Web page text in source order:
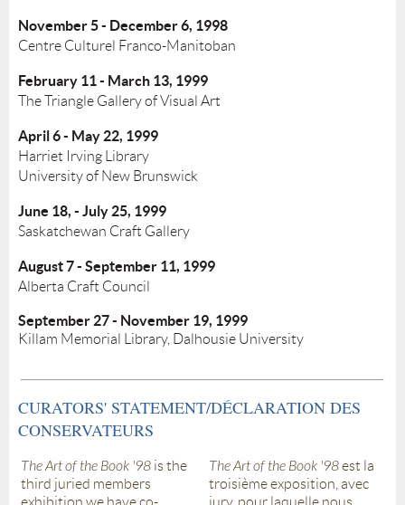
November 5 - December 6, 1998
Centre Culturel Franco-Manitoban
February 11 - March 13, 1999
The Triangle Gallery of Visual Art
April 6 - May 22, 1999
Harriet Irving Library
University of New Brunswick
June 18, - July 25, 1999
Saskatchewan Craft Gallery
August 7 - September 11, 1999
Alberta Craft Council
September 27 - November 19, 1999
Killam Memorial Library, Dalhousie University
CURATORS' STATEMENT/DÉCLARATION DES
CONSERVATEURS
The Art of the Book '98 is the
third juried members
The Art of the Book '98est la
troisième exposition, avec